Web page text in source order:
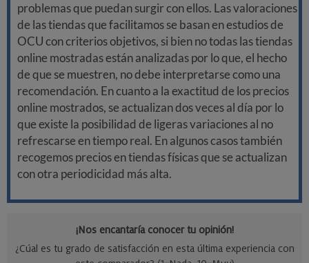
problemas que puedan surgir con ellos. Las valoraciones
de las tiendas que facilitamos se basan en estudios de
OCU con criterios objetivos, si bien no todas las tiendas
online mostradas están analizadas por lo que, el hecho
de que se muestren, no debe interpretarse como una
recomendación. En cuanto a la exactitud de los precios
online mostrados, se actualizan dos veces al día por lo
que existe la posibilidad de ligeras variaciones al no
refrescarse en tiempo real. En algunos casos también
recogemos precios en tiendas físicas que se actualizan
con otra periodicidad más alta.